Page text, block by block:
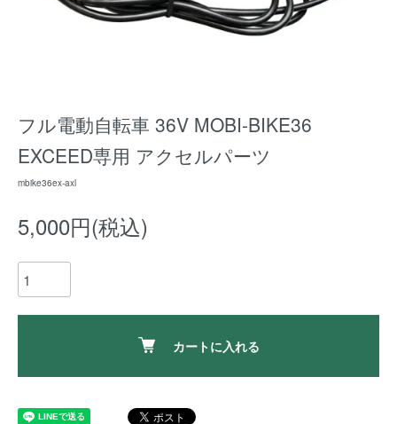
フル電動自転車 36V MOBI-BIKE36
EXCEED専用 アクセルパーツ
mbike36ex-axl
5,000円(税込)
カートに入れる